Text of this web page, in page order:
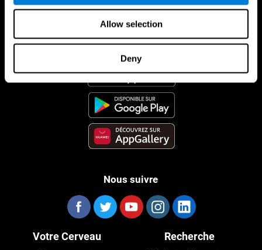
Allow selection
Deny
App CogniFit
Nous suivre
Votre Cerveau Recherche